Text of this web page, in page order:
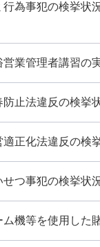
為事犯の検挙状
業管理者講習の
止法違反の検挙
正化法違反の検
つ事犯の検挙状
機等を使用した